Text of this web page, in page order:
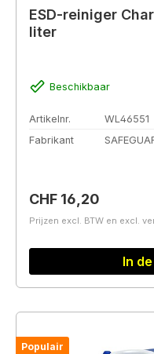
ESD-reiniger
liter
Beschikbaar
Artikelnr.
WL46551
Fabrikant
Normale prijs:
CHF 16,20
Prijzen excl. BTW en excl.
In
Populair